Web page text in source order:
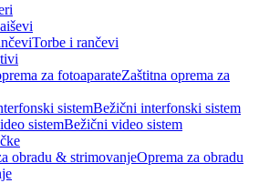
Torbe i rančevi
Zaštitna oprema za
Bežični interfonski sistem
Bežični video sistem
Oprema za obradu